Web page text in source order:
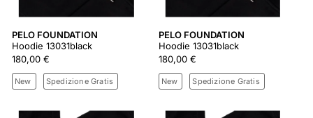
PELO FOUNDATION
Hoodie 13031black
180,00 €
New Spedizione Gratis
PELO FOUNDATION
Hoodie 13031black
180,00 €
New Spedizione Gratis